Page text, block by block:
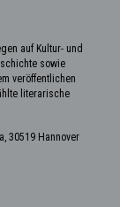
auf Kultur- und
sowie
veröffentlichen
literarische
30519 Hannover